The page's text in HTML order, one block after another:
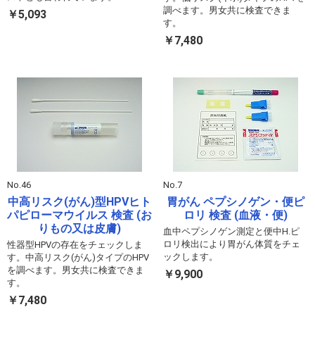
￥5,093
調べます。男女共に検査できま
す。
￥7,480
No.46
中高リスク(がん)型HPVヒト
パピローマウイルス 検査 (お
りもの又は皮膚)
性器型HPVの存在をチェックしま
す。中高リスク(がん)タイプのHPV
を調べます。男女共に検査できま
す。
￥7,480
No.7
胃がん ペプシノゲン・便ピ
ロリ 検査 (血液・便)
血中ペプシノゲン測定と便中H.ピ
ロリ検出により胃がん体質をチェ
ックします。
￥9,900